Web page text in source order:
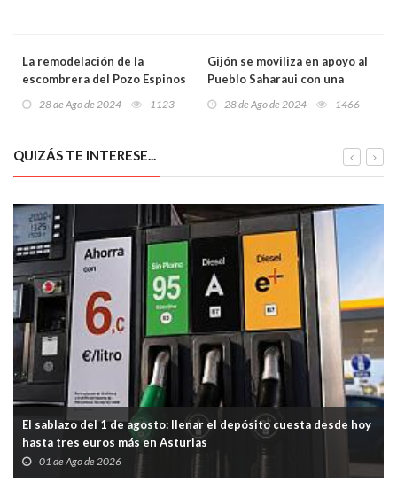
La remodelación de la
escombrera del Pozo Espinos
de 2025 con una inversión de
28 de Ago de 2024 1123
Gijón se moviliza en apoyo al
Pueblo Saharaui con una
28 de Ago de 2024 1466
QUIZÁS TE INTERESE...
El sablazo del 1 de agosto: llenar el depósito cuesta desde hoy
hasta tres euros más en Asturias
01 de Ago de 2026